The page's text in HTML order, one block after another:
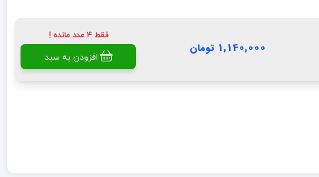
1,140,000 تومان
فقط 4 عدد مانده !
افزودن به سبد